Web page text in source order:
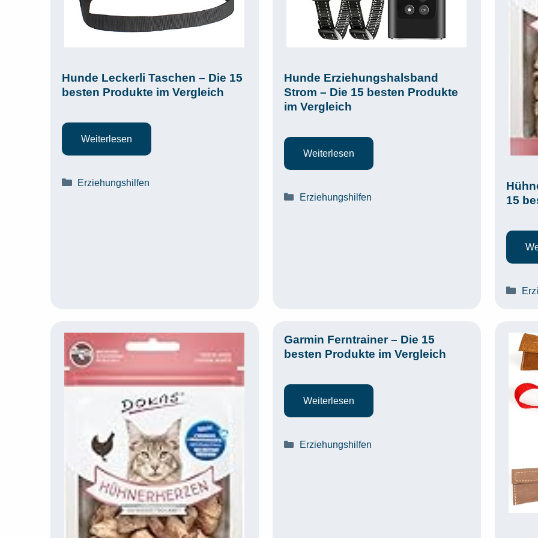
Hunde Leckerli Taschen – Die 15
besten Produkte im Vergleich
Weiterlesen
Kategorien
Erziehungshilfen
Hunde Erziehungshalsband
Strom – Die 15 besten Produkte
im Vergleich
Weiterlesen
Kategorien
Erziehungshilfen
15
Garmin Ferntrainer – Die 15
besten Produkte im Vergleich
Weiterlesen
Kategorien
Erziehungshilfen